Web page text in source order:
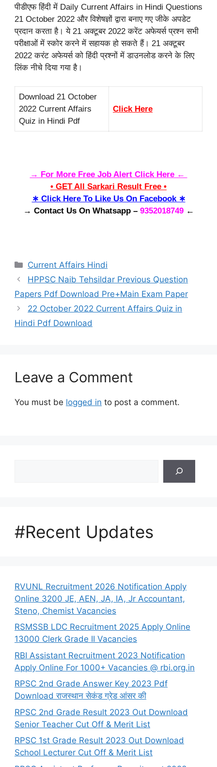
पीडीएफ हिंदी में Daily Current Affairs in Hindi Questions
21 October 2022 और विशेषज्ञों द्वारा बनाए गए जीके अपडेट
प्रदान करता है। ये 21 अक्टूबर 2022 करेंट अफेयर्स प्रश्न सभी
परीक्षाओं में स्कोर करने में सहायक हो सकते हैं। 21 अक्टूबर
2022 करंट अफेयर्स को हिंदी प्रश्नों में डाउनलोड करने के लिए
लिंक नीचे दिया गया है।
Download 21 October
2022 Current Affairs
Quiz in Hindi Pdf
Click Here
→ For More Free Job Alert Click Here ←
• GET All Sarkari Result Free •
∗ Click Here To Like Us On Facebook ∗
→ Contact Us On Whatsapp – 9352018749 ←
Categories
Current Affairs Hindi
HPPSC Naib Tehsildar Previous Question
Papers Pdf Download Pre+Main Exam Paper
22 October 2022 Current Affairs Quiz in
Hindi Pdf Download
Leave a Comment
You must be logged in to post a comment.
#Recent Updates
RVUNL Recruitment 2026 Notification Apply
Online 3200 JE, AEN, JA, IA, Jr Accountant,
Steno, Chemist Vacancies
RSMSSB LDC Recruitment 2025 Apply Online
13000 Clerk Grade II Vacancies
RBI Assistant Recruitment 2023 Notification
Apply Online For 1000+ Vacancies @ rbi.org.in
RPSC 2nd Grade Answer Key 2023 Pdf
Download राजस्थान सेकंड ग्रेड आंसर की
RPSC 2nd Grade Result 2023 Out Download
Senior Teacher Cut Off & Merit List
RPSC 1st Grade Result 2023 Out Download
School Lecturer Cut Off & Merit List